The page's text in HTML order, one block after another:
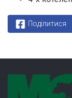
Поділитися